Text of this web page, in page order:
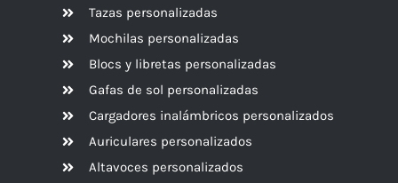
Tazas personalizadas
Mochilas personalizadas
Blocs y libretas personalizadas
Gafas de sol personalizadas
Cargadores inalámbricos personalizados
Auriculares personalizados
Altavoces personalizados